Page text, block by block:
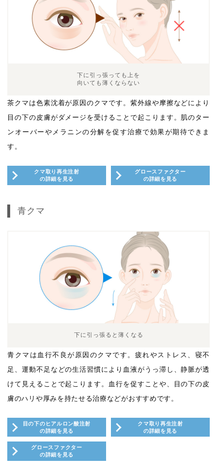
下に引っ張っても上を
向いても薄くならない
茶クマは色素沈着が原因のクマです。紫外線や摩擦などにより
目の下の皮膚がダメージを受けることで起こります。肌のター
ンオーバーやメラニンの分解を促す治療で効果が期待できま
す。
クマ取り再生注射
の詳細を見る
グロースファクター
の詳細を見る
青クマ
下に引っ張ると薄くなる
青クマは血行不良が原因のクマです。疲れやストレス、寝不
足、運動不足などの生活習慣により血液がうっ滞し、静脈が透
けて見えることで起こります。血行を促すことや、目の下の皮
膚のハリや厚みを持たせる治療などがおすすめです。
目の下のヒアルロン酸注射
の詳細を見る
クマ取り再生注射
の詳細を見る
グロースファクター
の詳細を見る